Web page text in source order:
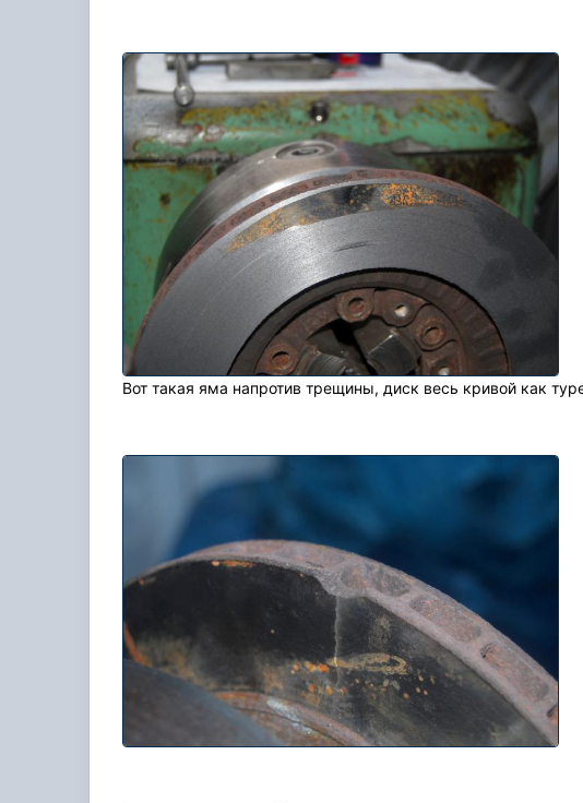
Вот такая яма напротив трещины, диск весь кривой как